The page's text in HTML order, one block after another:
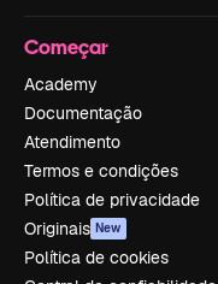
Começar
Academy
Documentação
Atendimento
Termos e condições
Política de privacidade
Originais New
Política de cookies